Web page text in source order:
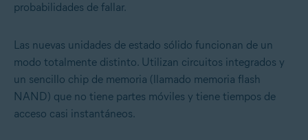
probabilidades de fallar.
Las nuevas unidades de estado sólido funcionan de un
modo totalmente distinto. Utilizan circuitos integrados y
un sencillo chip de memoria (llamado memoria flash
NAND) que no tiene partes móviles y tiene tiempos de
acceso casi instantáneos.